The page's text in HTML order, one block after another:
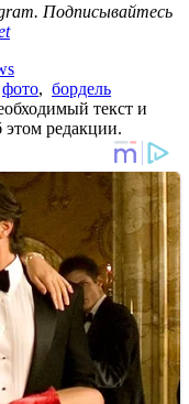
Подписывайтесь
фото, бордель
текст и
редакции.